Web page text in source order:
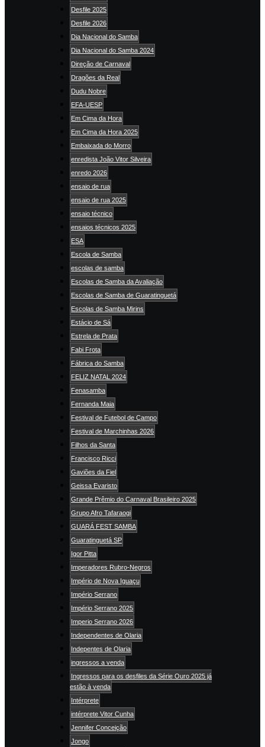
Desfile 2025
Desfile 2026
Dia Nacional do Samba
Dia Nacional do Samba 2024
Direção de Carnaval
Dragões da Real
Dudu Nobre
EFA-UESP
Em Cima da Hora
Em Cima da Hora 2025
Embaixada do Morro
enredista João Vitor Silveira
enredo 2026
ensaio de rua
ensaio de rua 2025
ensaio técnico
ensaios técnicos 2025
ESA
Escola de Samba
escolas de samba
Escolas de Samba da Avaliação
Escolas de Samba de Guaratinguetá
Escolas de Samba Mirins
Estácio de Sá
Estrela de Prata
Fabi Frota
Fábrica do Samba
FELIZ NATAL 2024
Fenasamba
Fernanda Maia
Festival de Futebol de Campo
Festival de Marchinhas 2026
Filhos da Santa
Francisco Ricci
Gaviões da Fiel
Geissa Evaristo
Grande Prêmio do Carnaval Brasileiro 2025
Grupo Afro Tafaraogi
GUARÁ FEST SAMBA
Guaratinguetá SP
Igor Pitta
Imperadores Rubro-Negros
Império de Nova Iguaçu
Império Serrano
Império Serrano 2025
Imperio Serrano 2026
Independentes de Olaria
Indepentes de Olaria
ingressos a venda
Ingressos para os desfiles da Série Ouro 2025 já
estão à venda
Intérprete
intérprete Vitor Cunha
Jennifer Conceição
Jongo